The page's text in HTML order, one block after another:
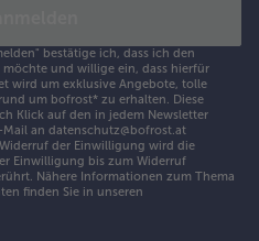
bestätige ich, dass ich den
und willige ein, dass hierfür
wird um exklusive Angebote, tolle
um bofrost* zu erhalten. Diese
Klick auf den in jedem Newsletter
an datenschutz@bofrost.at
der Einwilligung wird die
Einwilligung bis zum Widerruf
Nähere Informationen zum Thema
finden Sie in unseren